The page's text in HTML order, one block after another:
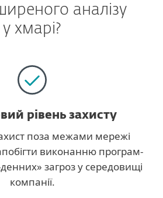
аналізу
у хмарі?
рівень захисту
поза межами мережі
виконанню програм-
загроз у середовищі
компанії.